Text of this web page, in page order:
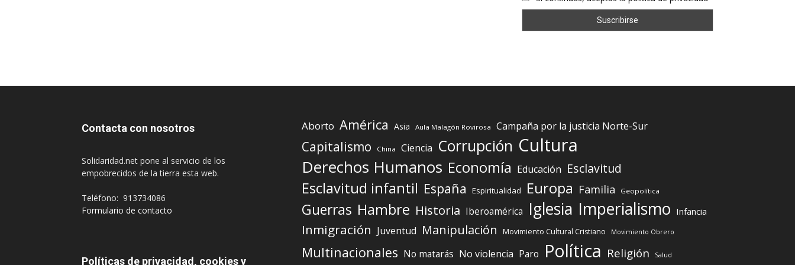
Contacta con nosotros
Solidaridad.net pone al servicio de los
empobrecidos de la tierra esta web.
Teléfono: 913734086
Formulario de contacto
Políticas de privacidad, cookies y
Aborto América Asia Aula Malagón Rovirosa Campaña por la justicia Norte-Sur
Capitalismo China Ciencia Corrupción Cultura
Derechos Humanos Economía Educación Esclavitud
Esclavitud infantil España Espiritualidad Europa Familia Geopolítica
Guerras Hambre Historia Iberoamérica Iglesia Imperialismo Infancia
Inmigración Juventud Manipulación Movimiento Cultural Cristiano Movimiento Obrero
Multinacionales No matarás No violencia Paro Política Religión Salud